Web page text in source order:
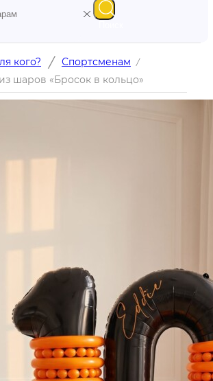
кого? / Спортсменам /
шаров «Бросок в кольцо»